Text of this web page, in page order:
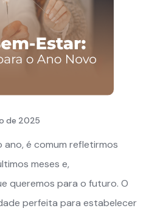
de 2025
é comum refletirmos
meses e,
queremos para o futuro. O
perfeita para estabelecer